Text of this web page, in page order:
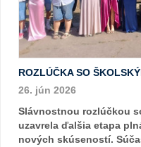
ROZLÚČKA SO
26. jún 2026
Slávnostnou rozlúčkou
uzavrela ďalšia etapa
nových skúseností.